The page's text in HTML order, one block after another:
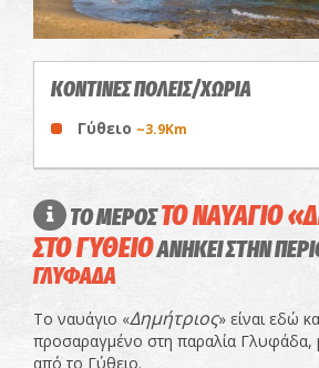
ΚΟΝΤΙΝΕΣ ΠΟΛΕΙΣ/ΧΩΡΙΑ
Γύθειο ~3.9Km
ΤΟ ΜΕΡΟΣΤΟ ΝΑΥΑΓΙΟ
ΣΤΟ ΓΥΘΕΙΟΑΝΗΚΕΙ ΣΤΗΝ
ΓΛΥΦΑΔΑ
Το ναυάγιο «Δημήτριος» είναι εδώ
προσαραγμένο στη παραλία Γλυφάδα,
από το Γύθειο.